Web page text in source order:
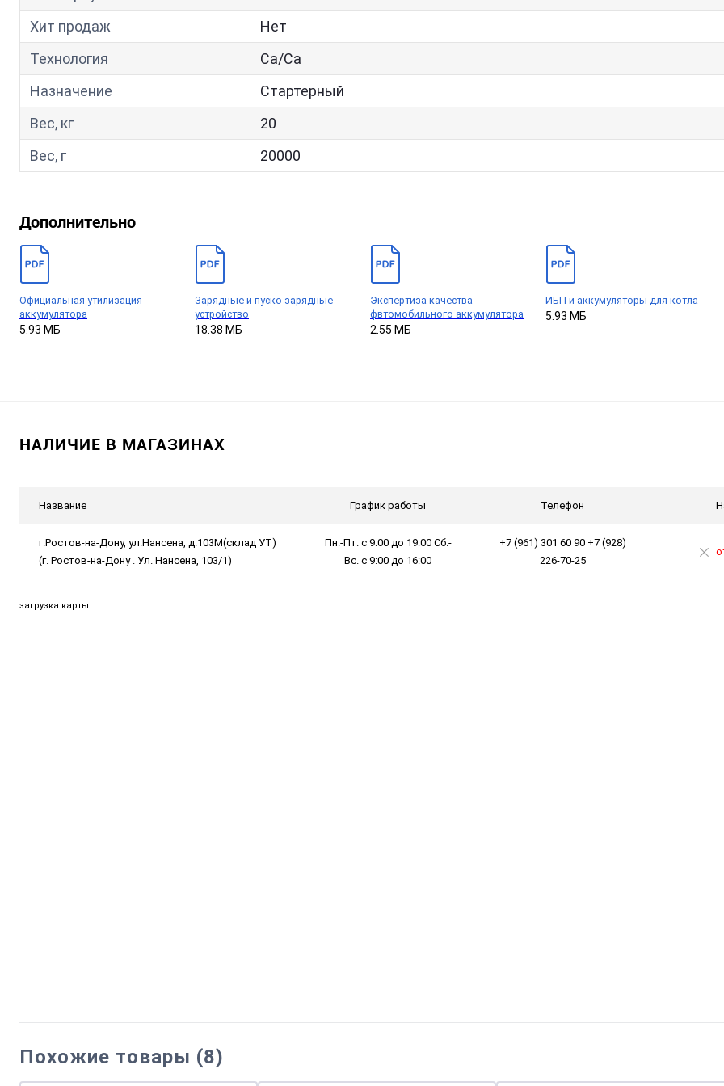
Хит продаж
Нет
Технология
Са/Са
Назначение
Стартерный
Вес, кг
20
Вес, г
20000
Дополнительно
Официальная утилизация
аккумулятора
5.93 МБ
Зарядные и пуско-зарядные
устройство
18.38 МБ
Экспертиза качества
фвтомобильного аккумулятора
2.55 МБ
ИБП и аккумуляторы для котла
5.93 МБ
НАЛИЧИЕ В МАГАЗИНАХ
Название График работы Телефон
г.Ростов-на-Дону, ул.Нансена, д.103М(склад УТ)
(г. Ростов-на-Дону . Ул. Нансена, 103/1)
Пн.-Пт. с 9:00 до 19:00 Сб.-
Вс. с 9:00 до 16:00
+7 (961) 301 60 90 +7 (928)
226-70-25
загрузка карты...
Похожие товары (8)